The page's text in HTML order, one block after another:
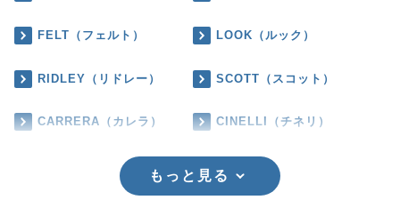
FELT（フェルト） LOOK（ルック）
RIDLEY（リドレー） SCOTT（スコット）
CARRERA（カレラ） CINELLI（チネリ）
もっと見る